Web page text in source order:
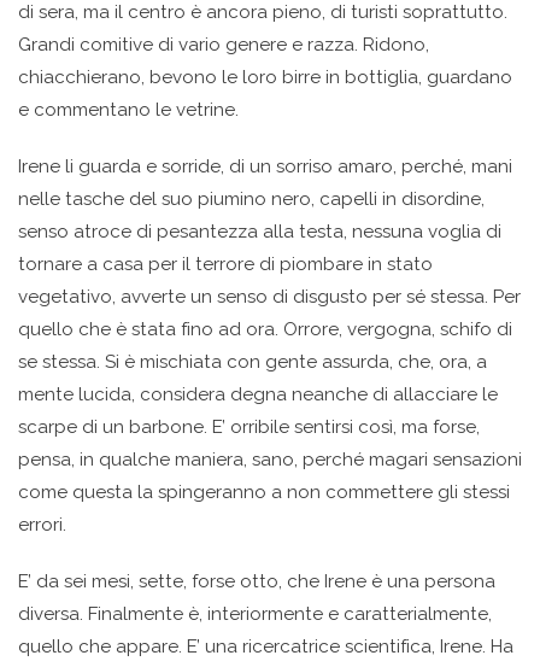
di sera, ma il centro è ancora pieno, di turisti soprattutto.
Grandi comitive di vario genere e razza. Ridono,
chiacchierano, bevono le loro birre in bottiglia, guardano
e commentano le vetrine.
Irene li guarda e sorride, di un sorriso amaro, perché, mani
nelle tasche del suo piumino nero, capelli in disordine,
senso atroce di pesantezza alla testa, nessuna voglia di
tornare a casa per il terrore di piombare in stato
vegetativo, avverte un senso di disgusto per sé stessa. Per
quello che è stata fino ad ora. Orrore, vergogna, schifo di
se stessa. Si è mischiata con gente assurda, che, ora, a
mente lucida, considera degna neanche di allacciare le
scarpe di un barbone. E’ orribile sentirsi così, ma forse,
pensa, in qualche maniera, sano, perché magari sensazioni
come questa la spingeranno a non commettere gli stessi
errori.
E’ da sei mesi, sette, forse otto, che Irene è una persona
diversa. Finalmente è, interiormente e caratterialmente,
quello che appare. E’ una ricercatrice scientifica, Irene. Ha